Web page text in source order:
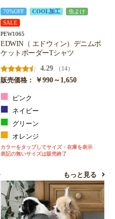
70%OFF COOL加工
虫よけ
SALE
PEW1065
EDWIN（ エドウィン）デニムポ
ケットボーダーTシャツ
4.29
（14）
販売価格：
￥990～1,650
ピンク
ネイビー
グリーン
オレンジ
カラーをタップしてサイズ・在庫を表示
表記の無いサイズは販売終了
もっと見る